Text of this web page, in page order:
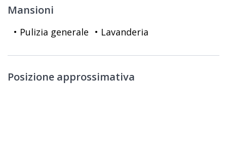
Mansioni
• Pulizia generale • Lavanderia
Posizione approssimativa